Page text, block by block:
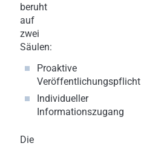
beruht
auf
zwei
Säulen:
Proaktive
Veröffentlichungspflicht
Individueller
Informationszugang
Die